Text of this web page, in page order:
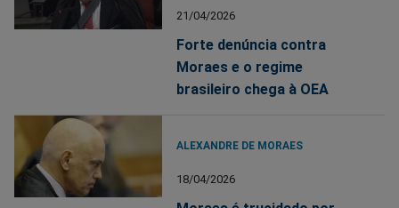
21/04/2026
Forte denúncia contra
Moraes e o regime
brasileiro chega à OEA
ALEXANDRE DE MORAES
18/04/2026